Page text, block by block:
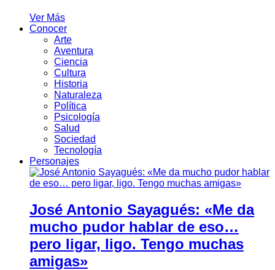
Ver Más
Conocer
Arte
Aventura
Ciencia
Cultura
Historia
Naturaleza
Política
Psicología
Salud
Sociedad
Tecnología
Personajes
José Antonio Sayagués: «Me da
mucho pudor hablar de eso…
pero ligar, ligo. Tengo muchas
amigas»